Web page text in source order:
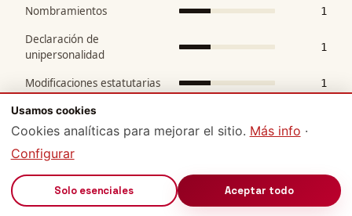
Nombramientos 1
Declaración de
unipersonalidad
1
Modificaciones estatutarias 1
Distribución territorial
—
Usamos cookies
Cookies analíticas para mejorar el sitio. Más info ·
Configurar
Solo esenciales Aceptar todo